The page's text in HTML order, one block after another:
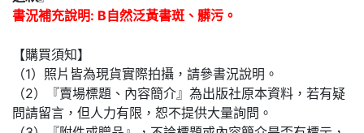
書況補充說明: B自然泛黃書斑、髒污。
【購買須知】
（1）照片皆為現貨實際拍攝，請參書況說明。
（2）『賣場標題、內容簡介』為出版社原本資料，若有疑
問請留言，但人力有限，恕不提供大量詢問。